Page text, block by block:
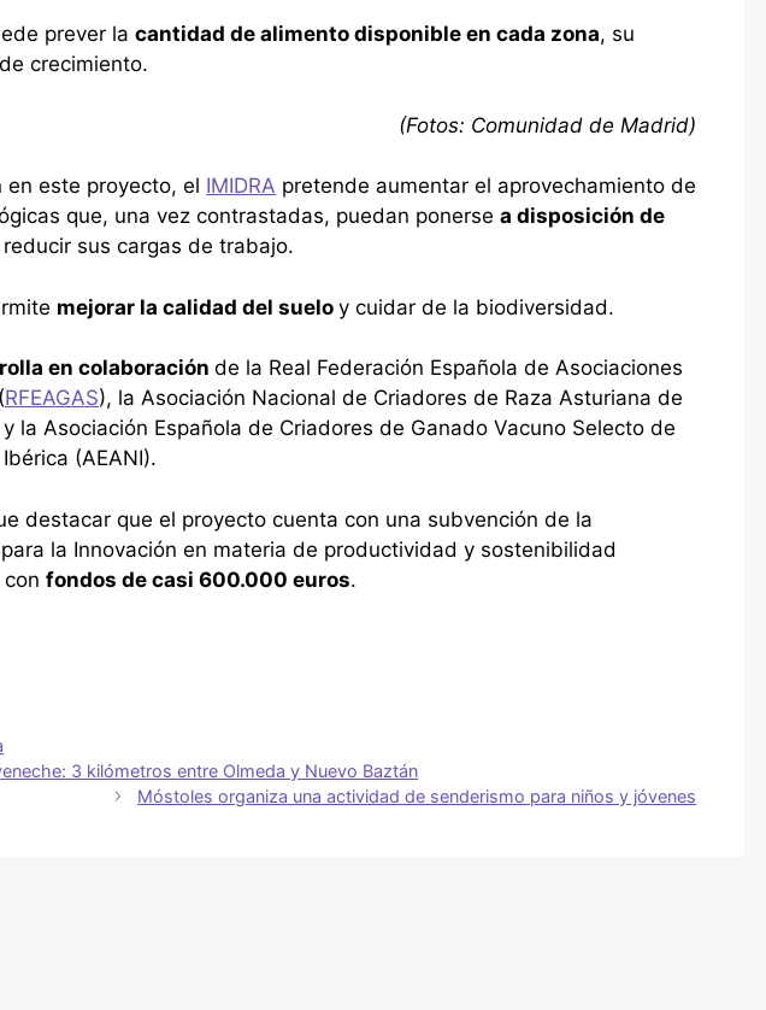
prever la cantidad de alimento disponible en cada zona, su
crecimiento.
(Fotos: Comunidad de Madrid)
en este proyecto, el IMIDRA pretende aumentar el aprovechamiento de
que, una vez contrastadas, puedan ponerse a disposición de
reducir sus cargas de trabajo.
mejorar la calidad del suelo y cuidar de la biodiversidad.
en colaboración de la Real Federación Española de Asociaciones
RFEAGAS), la Asociación Nacional de Criadores de Raza Asturiana de
y la Asociación Española de Criadores de Ganado Vacuno Selecto de
(AEANI).
destacar que el proyecto cuenta con una subvención de la
la Innovación en materia de productividad y sostenibilidad
fondos de casi 600.000 euros.
3 kilómetros entre Olmeda y Nuevo Baztán
Móstoles organiza una actividad de senderismo para niños y jóvenes